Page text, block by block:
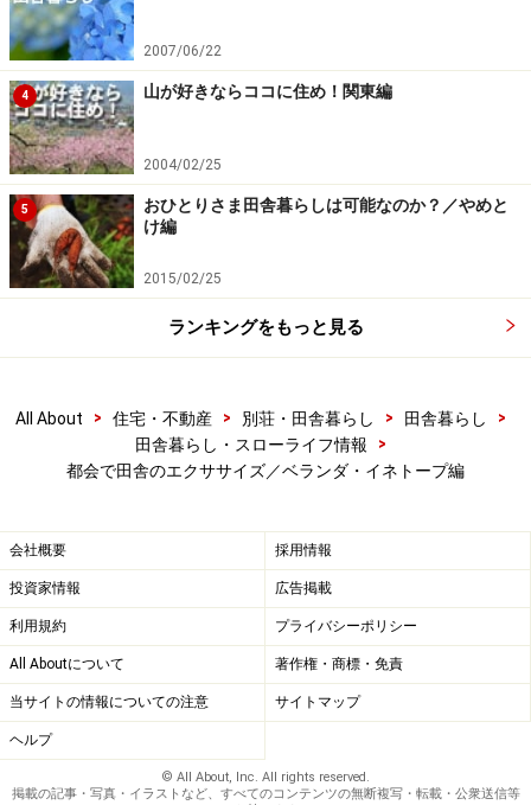
収穫は根元からハサミでバッサリで構いません。稲
刈り後のバケツ（衣装ケースやプランター）は、メ
ダカの飼育容器としてそのまま使いましょう。
切り取った稲は紐で縛って束にし束二つを繋ぎ、物
干竿などに引っ掛け天日干しにします。天候にもよ
りますが、10日間程度で干し上がります。
乾燥が終わったら稲穂を切り取り、フォークなどを
籾ガラを息で吹き飛ばすと米だけが残って、美味し
い「私ブランド米」の出来上がりです。
プランター菜園の野菜のおかず＋自分で育てたご飯の組
み合せ。田舎暮らしを夢見ながらの究極の一汁一菜!! こ
れはもう、頬張るしかないでしょ。
次回の都会で田舎のエクササイズは、粗食に耐えてみる
編の予定です。お楽しみに！
※記事内容は執筆時点のものです。最新の内容をご確認くださ
2007/06/22
4 山が好きならココに住め！関東編
2004/02/25
5
おひとりさま田舎暮らしは可能なのか？／やめと
け編
2015/02/25
ランキングをもっと見る
All About > 住宅・不動産 > 別荘・田舎暮らし > 田舎暮らし
>
田舎暮らし・スローライフ情報
>
都会で田舎のエクササイズ／ベランダ・イネトープ編
会社概要 採用情報
投資家情報 広告掲載
利用規約 プライバシーポリシー
All Aboutについて 著作権・商標・免責
当サイトの情報についての注意 サイトマップ
ヘルプ
© All About, Inc. All rights reserved.
掲載の記事・写真・イラストなど、すべてのコンテンツの無断複写・転載・公衆送信等